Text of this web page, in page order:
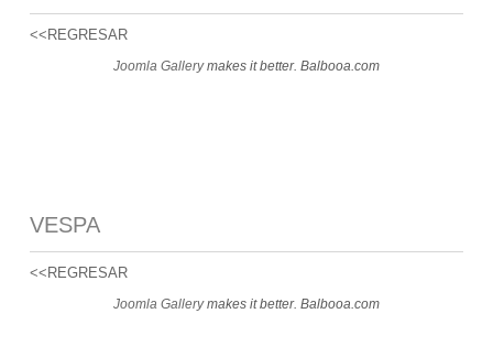
<<REGRESAR
Joomla Gallerymakes it better. Balbooa.com
VESPA
<<REGRESAR
Joomla Gallerymakes it better. Balbooa.com